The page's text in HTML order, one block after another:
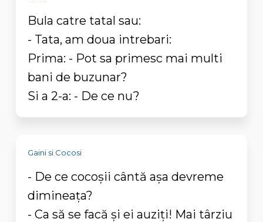
Bula catre tatal sau:
- Tata, am doua intrebari:
Prima: - Pot sa primesc mai multi
bani de buzunar?
Si a 2-a: - De ce nu?
Gaini si Cocosi
- De ce cocoșii cântă așa devreme
dimineața?
- Ca să se facă și ei auziți! Mai târziu